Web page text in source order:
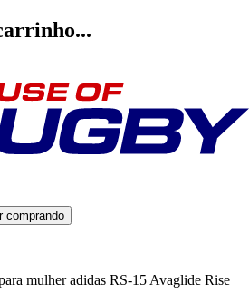
comprando
mulher adidas RS-15 Avaglide Rise